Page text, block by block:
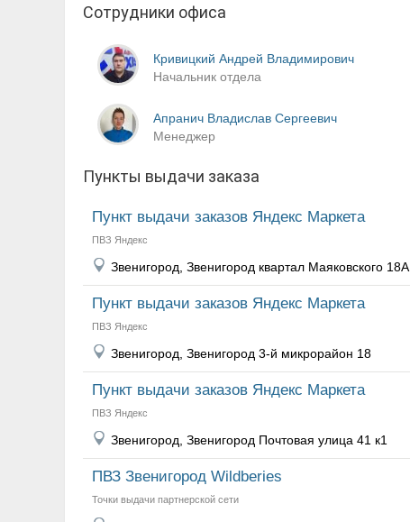
Сотрудники офиса
Кривицкий Андрей Владимирович
Начальник отдела
Апранич Владислав Сергеевич
Менеджер
Пункты выдачи заказа
Пункт выдачи заказов Яндекс Маркета
ПВЗ Яндекс
Звенигород, Звенигород квартал Маяковского 18А
Пункт выдачи заказов Яндекс Маркета
ПВЗ Яндекс
Звенигород, Звенигород 3-й микрорайон 18
Пункт выдачи заказов Яндекс Маркета
ПВЗ Яндекс
Звенигород, Звенигород Почтовая улица 41 к1
ПВЗ Звенигород Wildberies
Точки выдачи партнерской сети